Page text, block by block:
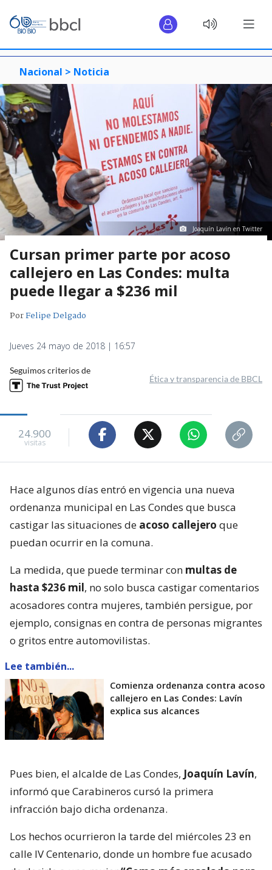
Nacional > Noticia
Joaquín Lavín en Twitter
Cursan primer parte por acoso
callejero en Las Condes: multa
puede llegar a $236 mil
PorFelipe Delgado
Jueves 24 mayo de 2018 | 16:57
Seguimos criterios de
Ética y transparencia de BBCL
24.900
visitas
Hace algunos días entró en vigencia una nueva
ordenanza municipal en Las Condes que busca
castigar las situaciones de acoso callejero que
puedan ocurrir en la comuna.
La medida, que puede terminar con multas de
hasta $236 mil, no solo busca castigar comentarios
acosadores contra mujeres, también persigue, por
ejemplo, consignas en contra de personas migrantes
o gritos entre automovilistas.
Lee también...
Comienza ordenanza contra acoso
callejero en Las Condes: Lavín
explica sus alcances
Pues bien, el alcalde de Las Condes, Joaquín Lavín,
informó que Carabineros cursó la primera
infracción bajo dicha ordenanza.
Los hechos ocurrieron la tarde del miércoles 23 en
calle IV Centenario, donde un hombre fue acusado